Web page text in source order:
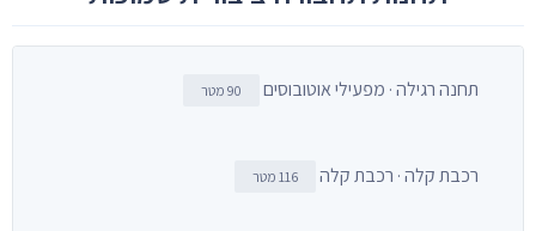
תחנה רגילה · מפעילי אוטובוסים 90 מטר
רכבת קלה · רכבת קלה 116 מטר